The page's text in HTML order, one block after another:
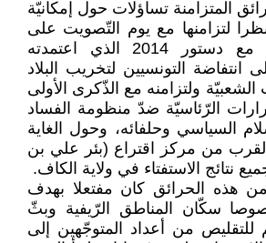
المتزامنة ‏تساؤلات حول إمكانيّة
لتزامنها مع يوم التّصويت ‏على
دستور يقطع نهائيّا مع دستور ‏‏2014 الذي اعتمدته
انتفاضة التونسيين لتخريب البلاد
ولتزامنه مع ‏الذّكرى الأولى
‏والقرارات الرّئاسيّة ضدّ منظومة الفساد
السياسي وحلفائه، ‏وحول الغاية
‏من مركز اقتراع (بئر علي بن
نتائج الاستفتاء في ‏ولاية الكاف.‏
هذه الحرائق كان ‏مفتعلا بهدف
‏سكّان المناطق الرّيفية وبثّ
من أعداد المتوجّهين ‏إلى